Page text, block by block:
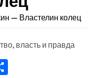
— Властелин колец
власть и правда